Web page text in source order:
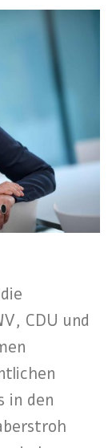
CDU und
in den